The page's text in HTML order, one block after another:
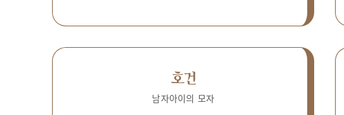
호건
남자아이의 모자